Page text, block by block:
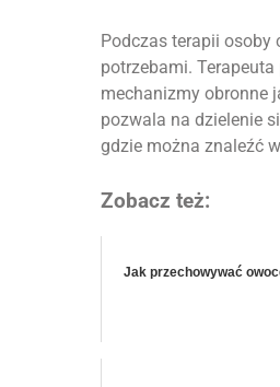
Podczas terapii osoby
potrzebami.
mechanizmy obronne
pozwala na dzielenie
gdzie można znaleźć
Zobacz też:
Jak przechowywać